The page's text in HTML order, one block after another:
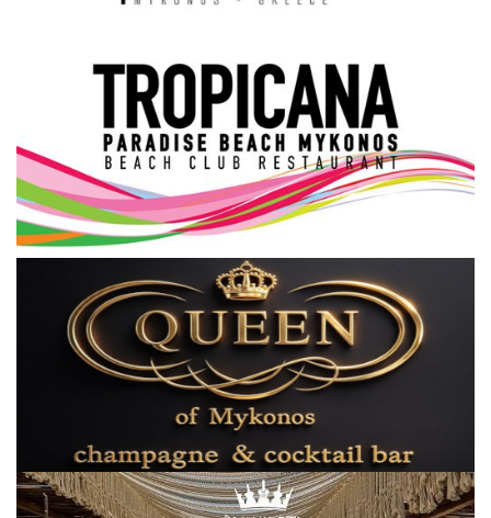
Cost Of Living Crisis
Opinion + Analysis
L’Art des Sens
All News
Γλώσσα